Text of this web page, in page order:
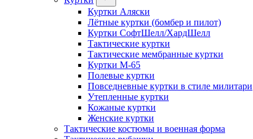
Куртки Аляски
Лётные куртки (бомбер и пилот)
Куртки СофтШелл/ХардШелл
Тактические куртки
Тактические мембранные куртки
Куртки М-65
Полевые куртки
Повседневные куртки в стиле милитари
Утепленные куртки
Кожаные куртки
Женские куртки
Тактические костюмы и военная форма